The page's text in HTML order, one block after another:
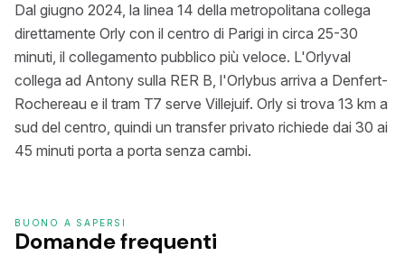
Dal giugno 2024, la linea 14 della metropolitana collega
direttamente Orly con il centro di Parigi in circa 25-30
minuti, il collegamento pubblico più veloce. L'Orlyval
collega ad Antony sulla RER B, l'Orlybus arriva a Denfert-
Rochereau e il tram T7 serve Villejuif. Orly si trova 13 km a
sud del centro, quindi un transfer privato richiede dai 30 ai
45 minuti porta a porta senza cambi.
BUONO A SAPERSI
Domande frequenti